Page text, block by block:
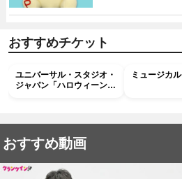
おすすめチケット
ユニバーサル・スタジオ・
ジャパン「ハロウィーン・
ミュージカ
おすすめ動画